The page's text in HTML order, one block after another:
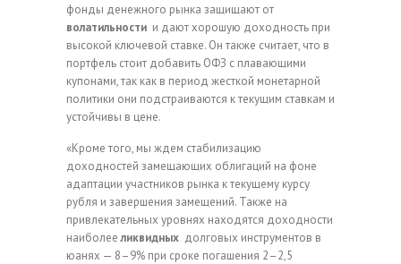
фонды денежного рынка защищают от
волатильности и дают хорошую доходность при
высокой ключевой ставке. Он также считает, что в
портфель стоит добавить ОФЗ с плавающими
купонами, так как в период жесткой монетарной
политики они подстраиваются к текущим ставкам и
устойчивы в цене.
«Кроме того, мы ждем стабилизацию
доходностей замещающих облигаций на фоне
адаптации участников рынка к текущему курсу
рубля и завершения замещений. Также на
привлекательных уровнях находятся доходности
наиболееликвидных долговых инструментов в
юанях — 8–9% при сроке погашения 2–2,5